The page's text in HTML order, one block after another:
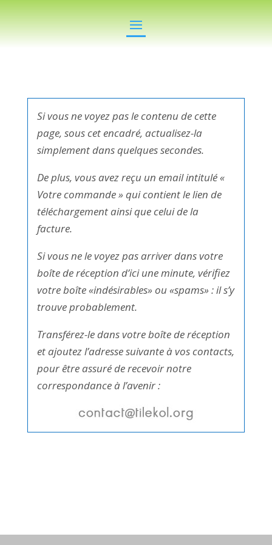
Si vous ne voyez pas le contenu de cette
page, sous cet encadré, actualisez-la
simplement dans quelques secondes.
De plus, vous avez reçu un email intitulé «
Votre commande » qui contient le lien de
téléchargement ainsi que celui de la
facture.
Si vous ne le voyez pas arriver dans votre
boîte de réception d’ici une minute, vérifiez
votre boîte «indésirables» ou «spams» : il s’y
trouve probablement.
Transférez-le dans votre boîte de réception
et ajoutez l’adresse suivante à vos contacts,
pour être assuré de recevoir notre
correspondance à l’avenir :